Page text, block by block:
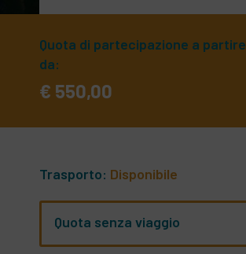
Quota di partecipazione a partire
da:
€ 550,00
Trasporto: Disponibile
Quota senza viaggio